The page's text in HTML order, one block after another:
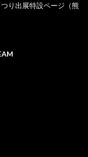
り出展特設ページ（熊